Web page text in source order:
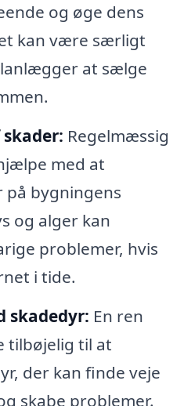
og øge dens
kan være særligt
at sælge
Regelmæssig
med at
bygningens
og alger kan
problemer, hvis
i tide.
skadedyr: En ren
tilbøjelig til at
der kan finde veje
skabe problemer.